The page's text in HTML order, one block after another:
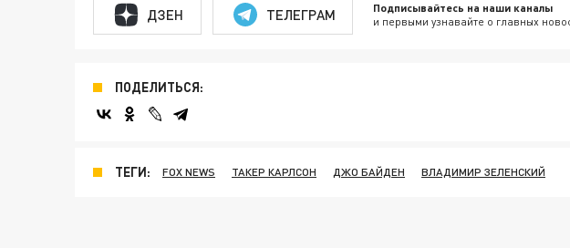
ДЗЕН ТЕЛЕГРАМ Подписывайтесь на наши каналы
и первыми узнавайте о главных
ПОДЕЛИТЬСЯ:
ТЕГИ: FOX NEWS ТАКЕР КАРЛСОН ДЖО БАЙДЕН ВЛАДИМИР ЗЕЛЕНСКИЙ